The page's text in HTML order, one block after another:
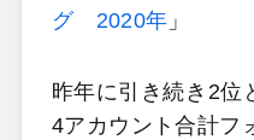
グ 2020年 」
昨年に引き続き2位
4アカウント合計フ